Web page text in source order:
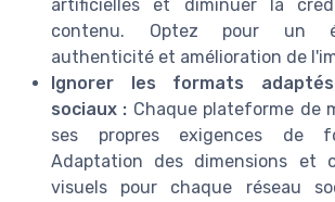
artificielles et diminuer la
contenu. Optez pour un
authenticité et amélioration de
Ignorer les formats
sociaux : Chaque plateforme de
ses propres exigences de
Adaptation des dimensions et
visuels pour chaque réseau